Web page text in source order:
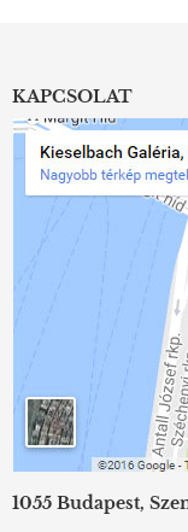
KAPCSOLAT
1055 Budapest,